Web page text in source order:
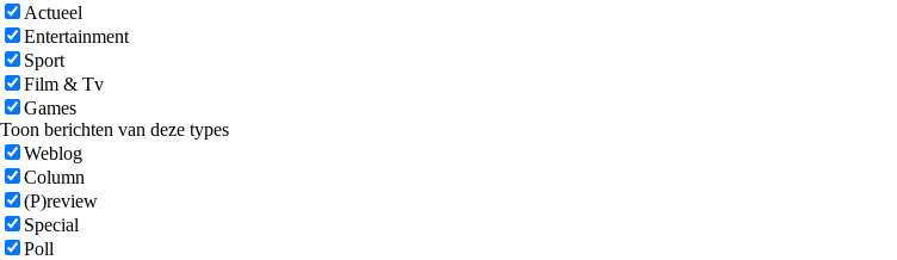
Actueel
Entertainment
Sport
Film & Tv
Games
Toon berichten van deze types
Weblog
Column
(P)review
Special
Poll